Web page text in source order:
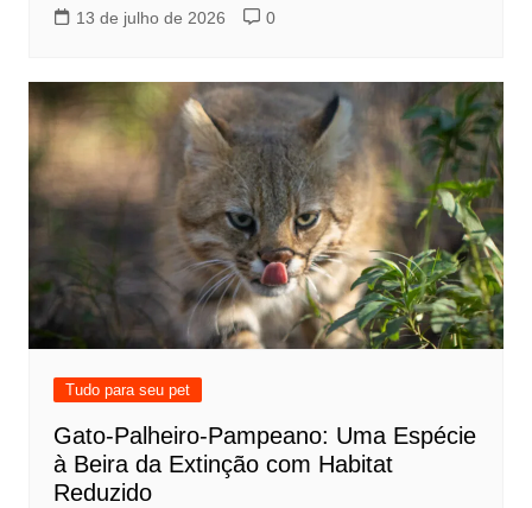
13 de julho de 2026
0
Tudo para seu pet
Gato-Palheiro-Pampeano: Uma Espécie
à Beira da Extinção com Habitat
Reduzido